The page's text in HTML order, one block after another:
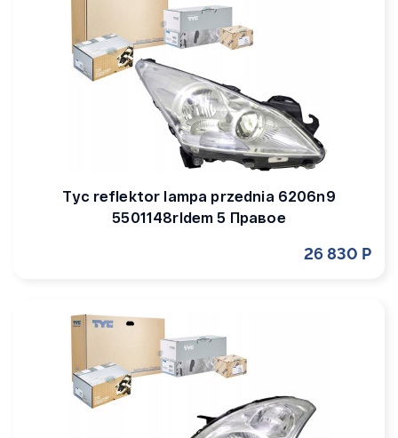
Tyc reflektor lampa przednia 6206n9
5501148rldem 5 Правое
26 830 Р